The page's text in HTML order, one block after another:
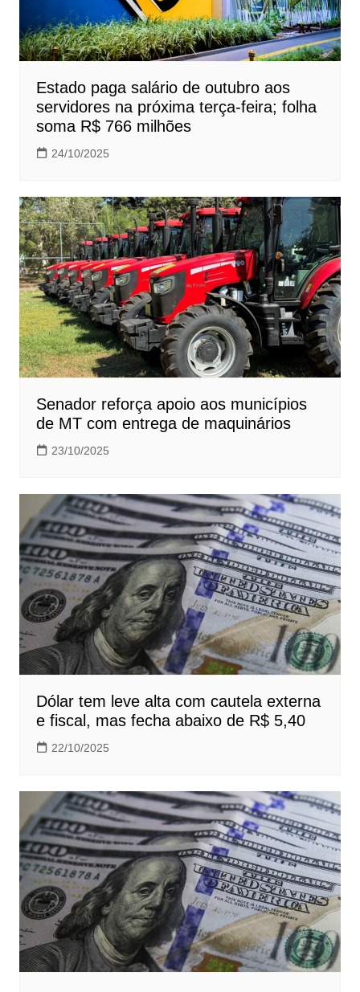
Estado paga salário de outubro aos
servidores na próxima terça-feira; folha
soma R$ 766 milhões
24/10/2025
Senador reforça apoio aos municípios
de MT com entrega de maquinários
23/10/2025
Dólar tem leve alta com cautela externa
e fiscal, mas fecha abaixo de R$ 5,40
22/10/2025